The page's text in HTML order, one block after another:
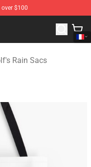
$100
Rain Merchandise Store
Rain Sacs